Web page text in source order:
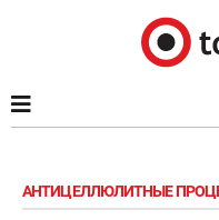
АНТИЦЕЛЛЮЛИТНЫЕ